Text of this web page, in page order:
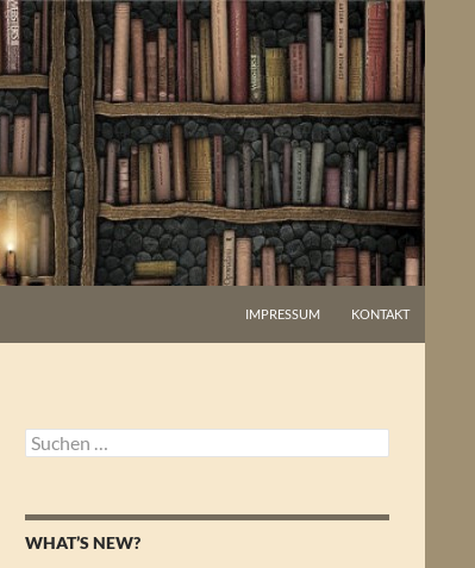
IMPRESSUM KONTAKT
Suchen
nach:
WHAT’S NEW?